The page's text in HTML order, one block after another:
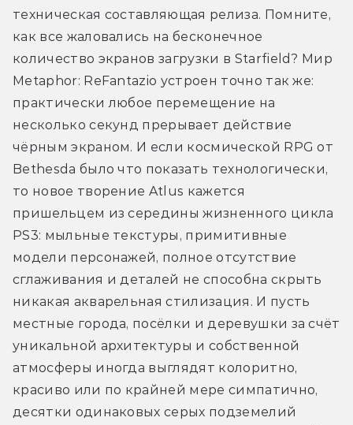
техническая составляющая релиза. Помните,
как все жаловались на бесконечное
количество экранов загрузки в Starfield? Мир
Metaphor: ReFantazio устроен точно так же:
практически любое перемещение на
несколько секунд прерывает действие
чёрным экраном. И если космической RPG от
Bethesda было что показать технологически,
то новое творение Atlus кажется
пришельцем из середины жизненного цикла
PS3: мыльные текстуры, примитивные
модели персонажей, полное отсутствие
сглаживания и деталей не способна скрыть
никакая акварельная стилизация. И пусть
местные города, посёлки и деревушки за счёт
уникальной архитектуры и собственной
атмосферы иногда выглядят колоритно,
красиво или по крайней мере симпатично,
десятки одинаковых серых подземелий